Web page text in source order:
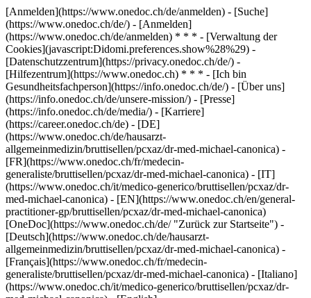
[Anmelden](https://www.onedoc.ch/de/anmelden) - [Suche]
(https://www.onedoc.ch/de/) - [Anmelden]
(https://www.onedoc.ch/de/anmelden) * * * - [Verwaltung der
Cookies](javascript:Didomi.preferences.show%28%29) -
[Datenschutzzentrum](https://privacy.onedoc.ch/de/) -
[Hilfezentrum](https://www.onedoc.ch) * * * - [Ich bin
Gesundheitsfachperson](https://info.onedoc.ch/de/) - [Über uns]
(https://info.onedoc.ch/de/unsere-mission/) - [Presse]
(https://info.onedoc.ch/de/media/) - [Karriere]
(https://career.onedoc.ch/de) - [DE]
(https://www.onedoc.ch/de/hausarzt-
allgemeinmedizin/bruttisellen/pcxaz/dr-med-michael-canonica) -
[FR](https://www.onedoc.ch/fr/medecin-
generaliste/bruttisellen/pcxaz/dr-med-michael-canonica) - [IT]
(https://www.onedoc.ch/it/medico-generico/bruttisellen/pcxaz/dr-
med-michael-canonica) - [EN](https://www.onedoc.ch/en/general-
practitioner-gp/bruttisellen/pcxaz/dr-med-michael-canonica)
[OneDoc](https://www.onedoc.ch/de/ "Zurück zur Startseite") -
[Deutsch](https://www.onedoc.ch/de/hausarzt-
allgemeinmedizin/bruttisellen/pcxaz/dr-med-michael-canonica) -
[Français](https://www.onedoc.ch/fr/medecin-
generaliste/bruttisellen/pcxaz/dr-med-michael-canonica) - [Italiano]
(https://www.onedoc.ch/it/medico-generico/bruttisellen/pcxaz/dr-